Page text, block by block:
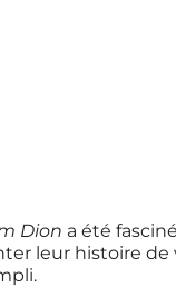
Dion a été
leur histoire